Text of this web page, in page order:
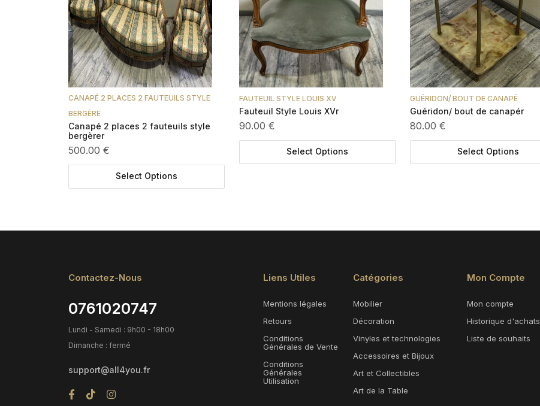
CANAPÉ 2 PLACES 2 FAUTEUILS STYLE
BERGÈRE
Canapé 2 places 2 fauteuils style
bergèrer
500.00 €
Select Options
FAUTEUIL STYLE LOUIS XV
Fauteuil Style Louis XVr
90.00 €
Select Options
GUÉRIDON/ BOUT DE CANAPÉ
Guéridon/ bout de canapér
80.00 €
Select Options
Contactez-Nous
0761020747
Lundi - Samedi : 9h00 - 18h00
Dimanche : fermé
support@all4you.fr
Liens Utiles
Mentions légales
Retours
Conditions
Générales de Vente
Conditions
Générales
Utilisation
Catégories
Mobilier
Décoration
Vinyles et technologies
Accessoires et Bijoux
Art et Collectibles
Art de la Table
Mon Compte
Mon compte
Historique d'achats
Liste de souhaits